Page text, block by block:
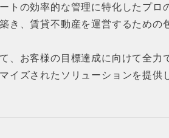
トの効率的な管理に特化したプロ
き、賃貸不動産を運営するための
、お客様の目標達成に向けて全力
イズされたソリューションを提